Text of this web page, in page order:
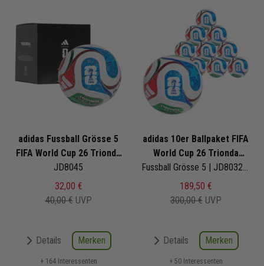
adidas Fussball Grösse 5
FIFA World Cup 26 Trionda
League
JD8045
32,00 €
40,00 € UVP
Details Merken
+ 164 Interessenten
adidas 10er Ballpaket FIFA
World Cup 26 Trionda
Training
189,50 €
300,00 € UVP
Details Merken
+ 50 Interessenten